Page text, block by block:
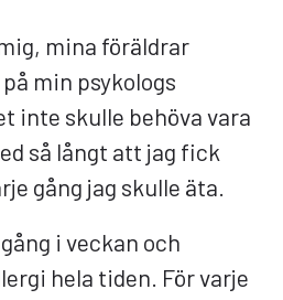
mina föräldrar
min psykologs
inte skulle behöva vara
så långt att jag fick
gång jag skulle äta.
i veckan och
hela tiden. För varje